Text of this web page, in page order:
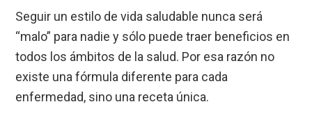
Seguir un estilo de vida saludable nunca será
“malo” para nadie y sólo puede traer beneficios en
todos los ámbitos de la salud. Por esa razón no
existe una fórmula diferente para cada
enfermedad, sino una receta única.